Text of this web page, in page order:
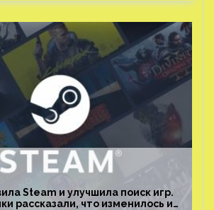
Steam и улучшила поиск игр.
рассказали, что изменилось и